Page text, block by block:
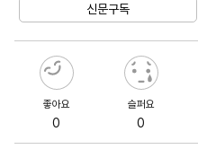
신문구독
좋아요
0
슬퍼요
0